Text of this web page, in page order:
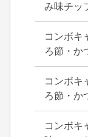
み味チッ
コンボキ
ろ節・か
コンボキ
ろ節・か
コンボキ